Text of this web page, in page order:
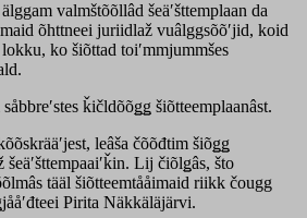
valmštõõllâd šeäʹšttemplaan da
õhttneei juriidlaž vuâlggsõõʹjid, koid
ko šiõttad toiʹmmjummšes
ǩičldõõǥǥ šiõtteemplaanâst.
leâša čõõđtim šiõǥǥ
Lij čiõlǥâs, što
tääl šiõtteemtååimaid riikk čougg
Pirita Näkkäläjärvi.